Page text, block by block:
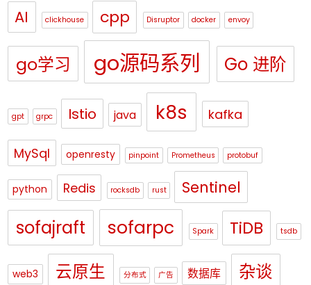
AI clickhouse cpp Disruptor docker envoy
go学习 go源码系列 Go 进阶
gpt grpc Istio java k8s kafka
MySql openresty pinpoint Prometheus protobuf
python Redis rocksdb rust Sentinel
sofajraft sofarpc Spark TiDB tsdb
web3 云原生 分布式 广告 数据库 杂谈